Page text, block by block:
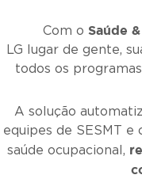
Com o Saúde
LG lugar de gente,
todos os
A solução
equipes de SESMT e
saúde ocupacional,